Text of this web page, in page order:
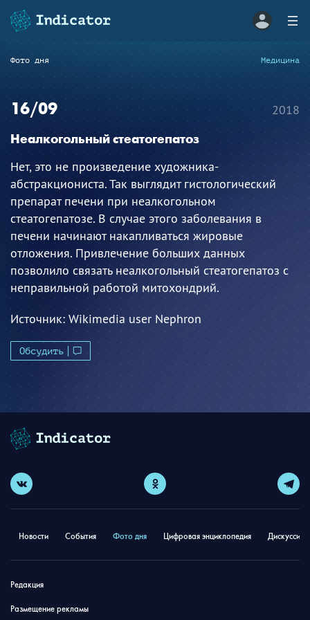
Фото дня Медицина
16/09
Неалкогольный стеатогепатоз
Нет, это не произведение художника-
абстракциониста. Так выглядит гистологический
препарат печени при неалкогольном
стеатогепатозе. В случае этого заболевания в
печени начинают накапливаться жировые
отложения. Привлечение больших данных
позволило связать неалкогольный стеатогепатоз с
неправильной работой митохондрий.
Источник:Wikimedia user Nephron
Обсудить
2018
Новости События Фото дня Цифровая энциклопедия
Редакция
Размещение рекламы